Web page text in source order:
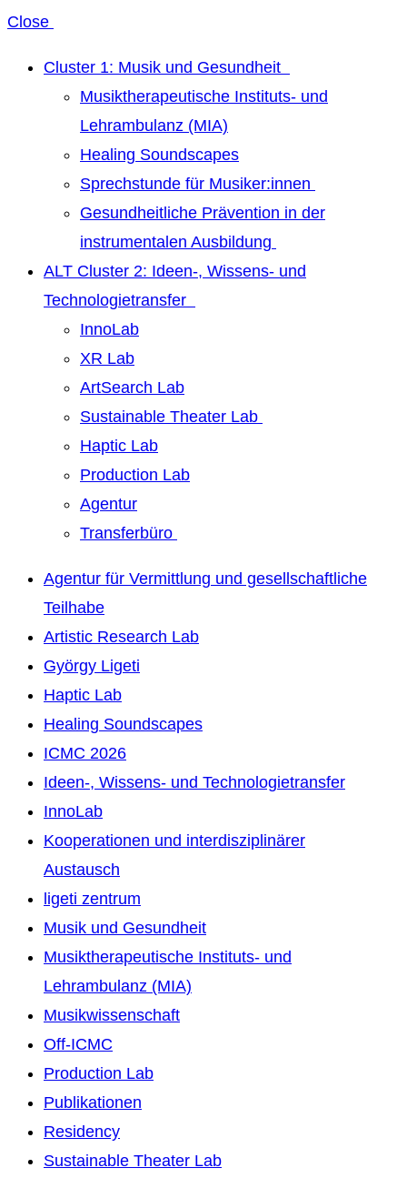
Close
Cluster 1: Musik und Gesundheit
Musiktherapeutische Instituts- und
Lehrambulanz (MIA)
Healing Soundscapes
Sprechstunde für Musiker:innen
Gesundheitliche Prävention in der
instrumentalen Ausbildung
ALT Cluster 2: Ideen-, Wissens- und
Technologietransfer
InnoLab
XR Lab
ArtSearch Lab
Sustainable Theater Lab
Haptic Lab
Production Lab
Agentur
Transferbüro
Agentur für Vermittlung und gesellschaftliche
Teilhabe
Artistic Research Lab
György Ligeti
Haptic Lab
Healing Soundscapes
ICMC 2026
Ideen-, Wissens- und Technologietransfer
InnoLab
Kooperationen und interdisziplinärer
Austausch
ligeti zentrum
Musik und Gesundheit
Musiktherapeutische Instituts- und
Lehrambulanz (MIA)
Musikwissenschaft
Off-ICMC
Production Lab
Publikationen
Residency
Sustainable Theater Lab